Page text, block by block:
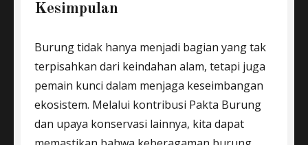
Kesimpulan
Burung tidak hanya menjadi bagian yang tak
terpisahkan dari keindahan alam, tetapi juga
pemain kunci dalam menjaga keseimbangan
ekosistem. Melalui kontribusi Pakta Burung
dan upaya konservasi lainnya, kita dapat